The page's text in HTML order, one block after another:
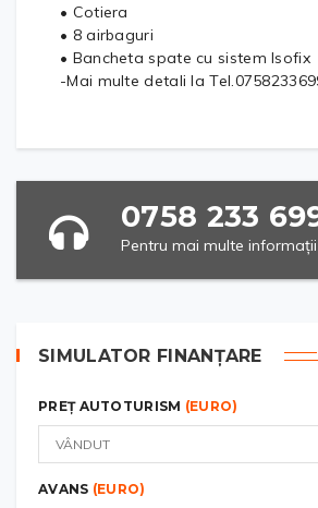
• Cotiera
• 8 airbaguri
• Bancheta spate cu sistem Isofix
-Mai multe detali la
0758 233
Pentru mai multe informații
SIMULATOR FINANȚARE
PREȚ AUTOTURISM (EURO)
AVANS (EURO)